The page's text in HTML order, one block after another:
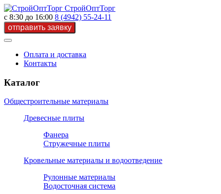
СтройОптТорг
с 8:30 до 16:00 8 (4942) 55-24-11
Оплата и доставка
Контакты
Каталог
Общестроительные материалы
Древесные плиты
Фанера
Стружечные плиты
Кровельные материалы и водоотведение
Рулонные материалы
Водосточная система